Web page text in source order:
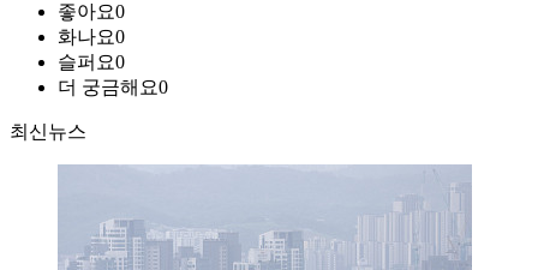
좋아요0
화나요0
슬퍼요0
더 궁금해요0
최신뉴스